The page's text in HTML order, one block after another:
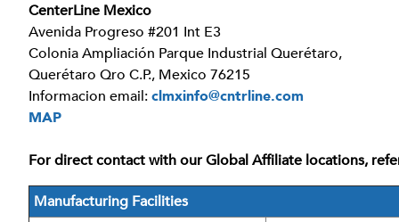
CenterLine Mexico
Avenida Progreso #201 Int E3
Colonia Ampliación Parque Industrial Querétaro,
Querétaro Qro C.P., Mexico 76215
Informacion email:clmxinfo@cntrline.com
MAP
For direct contact with our Global Affiliate locations,
Manufacturing Facilities